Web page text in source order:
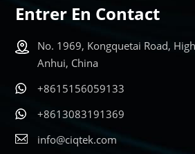
Entrer En Contact
No. 1969, Kongquetai Road,
Anhui, China
+8615156059133
+8613083191369
info@ciqtek.com